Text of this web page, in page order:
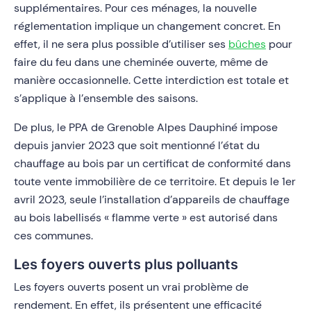
supplémentaires. Pour ces ménages, la nouvelle
réglementation implique un changement concret. En
effet, il ne sera plus possible d’utiliser ses bûches pour
faire du feu dans une cheminée ouverte, même de
manière occasionnelle. Cette interdiction est totale et
s’applique à l’ensemble des saisons.
De plus, le PPA de Grenoble Alpes Dauphiné impose
depuis janvier 2023 que soit mentionné l’état du
chauffage au bois par un certificat de conformité dans
toute vente immobilière de ce territoire. Et depuis le 1er
avril 2023, seule l’installation d’appareils de chauffage
au bois labellisés « flamme verte » est autorisé dans
ces communes.
Les foyers ouverts plus polluants
Les foyers ouverts posent un vrai problème de
rendement. En effet, ils présentent une efficacité